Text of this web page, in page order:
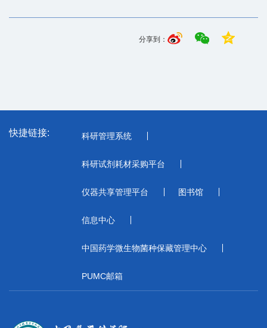
分享到：
快捷链接: 科研管理系统
科研试剂耗材采购平台
仪器共享管理平台 图书馆
信息中心
中国药学微生物菌种保藏管理中心
PUMC邮箱